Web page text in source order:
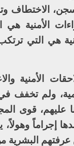
الاختطاف
هي التي
الأمنية
ولم
عليهم، قوى
إجراماً وهولاً،
عرفتهم البشرية